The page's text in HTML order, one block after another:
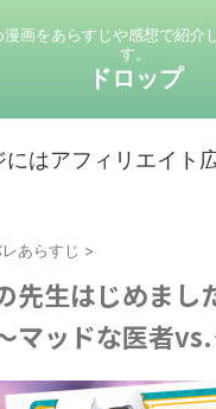
漫画をあらすじや感想で紹介
す。
ドロップ
にはアフィリエイト
あらすじ >
先生はじめまし
マッドな医者